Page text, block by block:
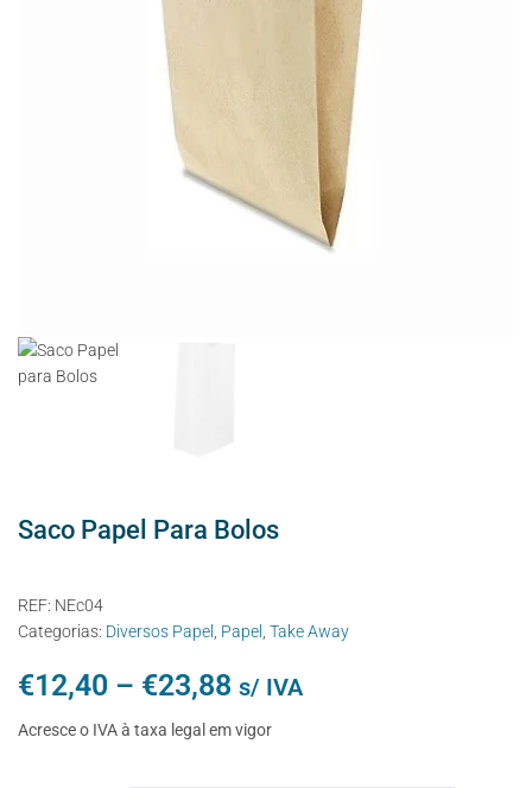
Saco Papel Para Bolos
REF: NEc04
Categorias: Diversos Papel , Papel , Take Away
€12,40 – €23,88 s/ IVA
Acresce o IVA à taxa legal em vigor